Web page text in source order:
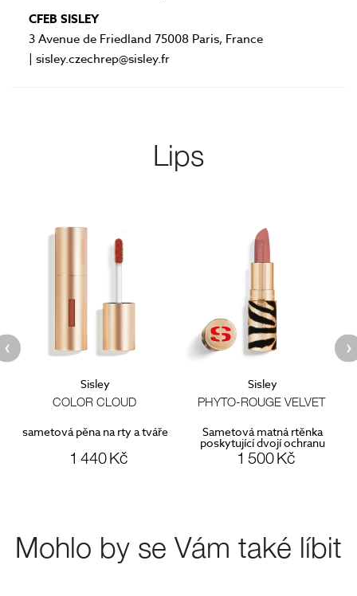
CFEB SISLEY
3 Avenue de Friedland 75008 Paris, France
| sisley.czechrep@sisley.fr
Lips
Sisley
COLOR CLOUD
sametová pěna na rty a tváře
1 440 Kč
Sisley
PHYTO-ROUGE VELVET
Sametová matná rtěnka
poskytující dvojí ochranu
1 500 Kč
Mohlo by se Vám také líbit